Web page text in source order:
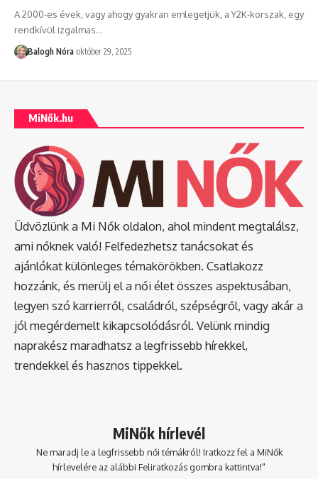
A 2000-es évek, vagy ahogy gyakran emlegetjük, a Y2K-korszak, egy
rendkívül izgalmas…
Balogh Nóra október 29, 2025
MiNők.hu
Üdvözlünk a Mi Nők oldalon, ahol mindent megtalálsz,
ami nőknek való! Felfedezhetsz tanácsokat és
ajánlókat különleges témakörökben. Csatlakozz
hozzánk, és merülj el a női élet összes aspektusában,
legyen szó karrierről, családról, szépségről, vagy akár a
jól megérdemelt kikapcsolódásról. Velünk mindig
naprakész maradhatsz a legfrissebb hírekkel,
trendekkel és hasznos tippekkel.
MiNők hírlevél
Ne maradj le a legfrissebb női témákról! Iratkozz fel a MiNők
hírlevelére az alábbi Feliratkozás gombra kattintva!"